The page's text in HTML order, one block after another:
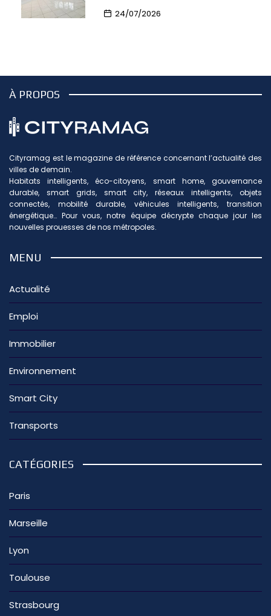
24/07/2026
À PROPOS
Cityramag est le magazine de référence concernant l’actualité des
villes de demain.
Habitats intelligents, éco-citoyens, smart home, gouvernance
durable, smart grids, smart city, réseaux intelligents, objets
connectés, mobilité durable, véhicules intelligents, transition
énergétique… Pour vous, notre équipe décrypte chaque jour les
nouvelles prouesses de nos métropoles.
MENU
Actualité
Emploi
Immobilier
Environnement
Smart City
Transports
CATÉGORIES
Paris
Marseille
Lyon
Toulouse
Strasbourg